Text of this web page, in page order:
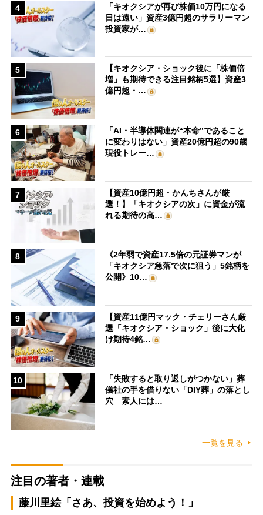
4
「キオクシアが再び株価10万円になる
日は遠い」資産3億円超のサラリーマン
投資家が…
5
【キオクシア・ショック後に「株価倍
増」も期待できる注目銘柄5選】資産3
億円超・…
6
「AI・半導体関連が“本命”であること
に変わりはない」資産20億円超の90歳
現役トレー…
7
【資産10億円超・かんちさんが厳
選！】「キオクシアの次」に資金が流
れる期待の高…
8
《2年弱で資産17.5倍の元証券マンが
「キオクシア急落で次に狙う」5銘柄を
公開》10…
9
【資産11億円マック・チェリーさん厳
選「キオクシア・ショック」後に大化
け期待4銘…
10
「失敗すると取り返しがつかない」葬
儀社の手を借りない「DIY葬」の落とし
穴 素人には…
一覧を見る
注目の著者・連載
藤川里絵「さあ、投資を始めよう！」